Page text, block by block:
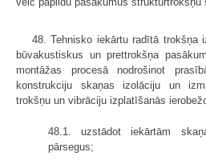
48. Tehnisko iekārtu radītā trokšņa
būvakustiskus un prettrokšņa
montāžas procesā nodrošinot
konstrukciju skaņas izolāciju un
trokšņu un vibrāciju izplatīšanās
48.1. uzstādot iekārtām
pārsegus;